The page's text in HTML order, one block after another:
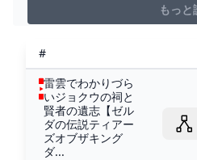
もっと
#
雷雲でわかりづら
いジョクウの祠と
賢者の遺志【ゼル
ダの伝説ティアー
ズオブザキング
ダ...